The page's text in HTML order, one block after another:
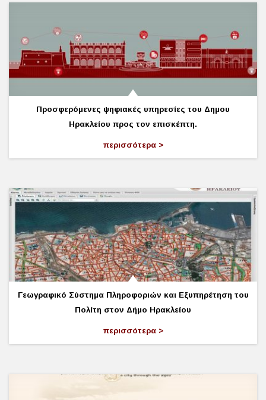
Προσφερόμενες ψηφιακές υπηρεσίες του Δημου
Ηρακλείου προς τον επισκέπτη.
περισσότερα
Γεωγραφικό Σύστημα Πληροφοριών και Εξυπηρέτηση του
Πολίτη στον Δήμο Ηρακλείου
περισσότερα